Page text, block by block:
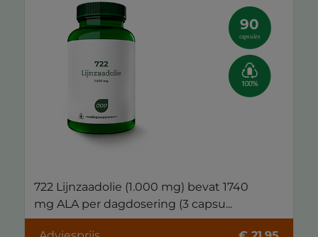
90
capsules
722 Lijnzaadolie (1.000 mg) bevat 1740
mg ALA per dagdosering (3 capsu...